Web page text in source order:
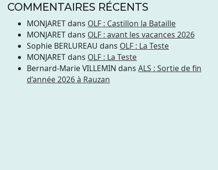
COMMENTAIRES RÉCENTS
MONJARETdans OLF : Castillon la Bataille
MONJARETdans OLF : avant les vacances 2026
Sophie BERLUREAU dans OLF : La Teste
MONJARETdans OLF : La Teste
Bernard-Marie VILLEMIN dans ALS : Sortie de fin
d’année 2026 à Rauzan